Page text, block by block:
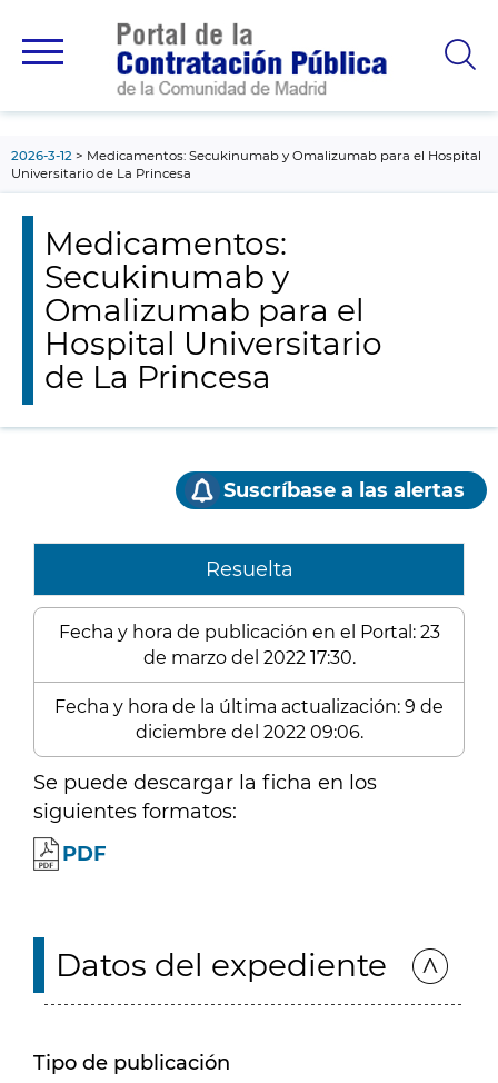
principal
2026-3-12
Medicamentos: Secukinumab y Omalizumab para el Hospital
Universitario de La Princesa
Medicamentos:
Secukinumab y
Omalizumab para el
Hospital Universitario
de La Princesa
Suscríbase a las alertas
Resuelta
Fecha y hora de publicación en el Portal: 23
de marzo del 2022 17:30.
Fecha y hora de la última actualización: 9 de
diciembre del 2022 09:06.
Se puede descargar la ficha en los
siguientes formatos:
PDF
Datos del expediente
Tipo de publicación